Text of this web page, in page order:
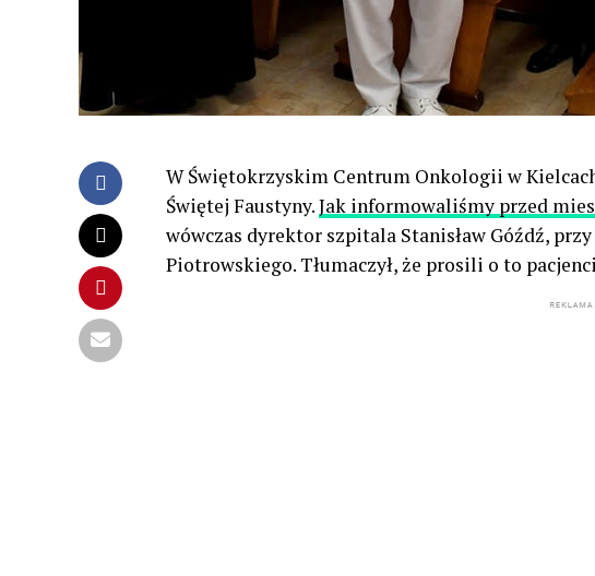
W Świętokrzyskim Centrum Onkologii w
Świętej Faustyny.Jak informowaliśmy przed
wówczas dyrektor szpitala Stanisław Góźdź,
Piotrowskiego. Tłumaczył, że prosili o to